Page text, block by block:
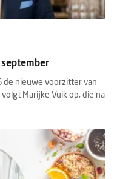
de nieuwe voorzitter van
Marijke Vuik op, die na